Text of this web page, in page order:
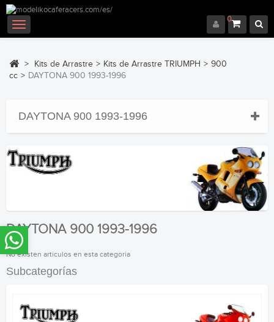
0
Navegación
Toggle
> Kits de Arrastre > Kits de Arrastre TRIUMPH > 900
cc > DAYTONA 900 1993-1996
DAYTONA 900 1993-1996
DAYTONA 900 1993-1996
No existen articulos en esta categoria
Subcategorías